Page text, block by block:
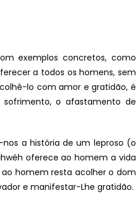
exemplos concretos, como
a todos os homens, sem
lo com amor e gratidão, é
o afastamento de
nos a história de um leproso (o
oferece ao homem a vida
homem resta acolher o dom
e manifestar-Lhe gratidão.